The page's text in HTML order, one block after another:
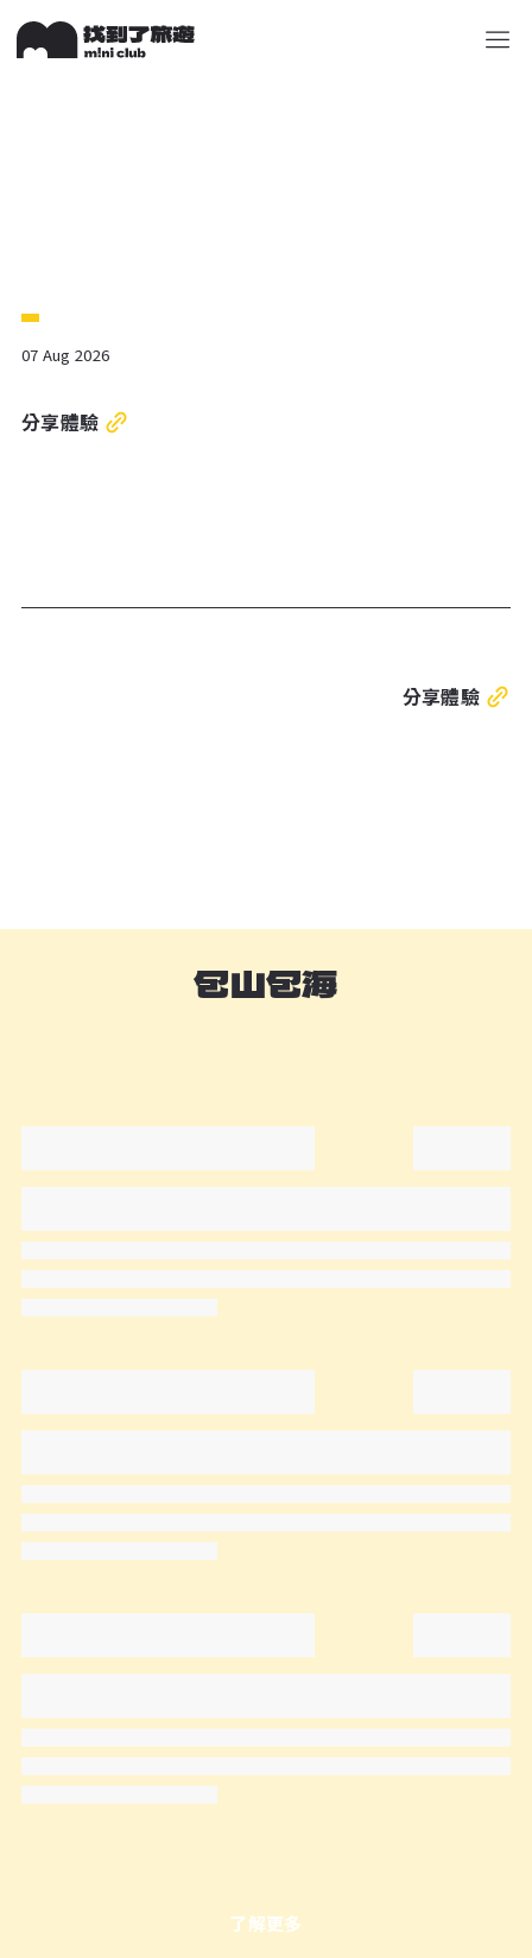
07 Aug 2026
分享體驗
分享體驗
包山包海
了解更多